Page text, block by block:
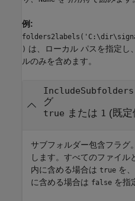
例:
) は、ローカル パスを指定し
ルのみを含めます。
IncludeSubfolders
グ
true または 1 (既定
サブフォルダー包含フラグ。
します。すべてのファイル
内に含める場合は true を
に含める場合は false を指